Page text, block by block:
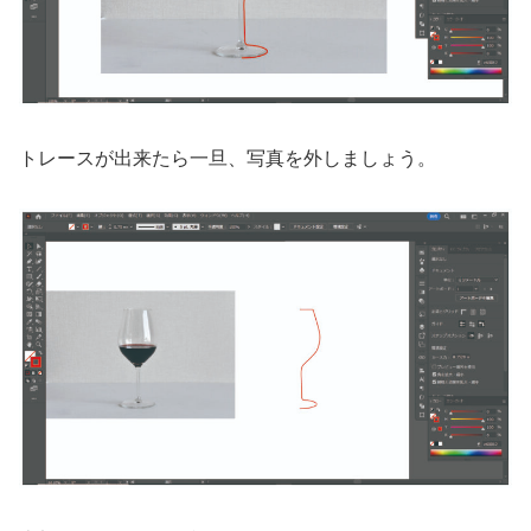
トレースが出来たら一旦、写真を外しましょう。